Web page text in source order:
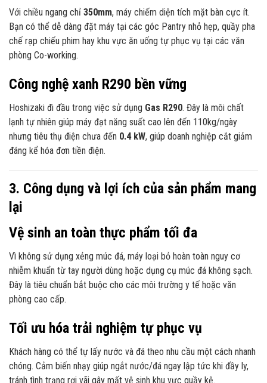
Với chiều ngang chỉ 350mm, máy chiếm diện tích mặt bàn cực ít.
Bạn có thể dễ dàng đặt máy tại các góc Pantry nhỏ hẹp, quầy pha
chế rạp chiếu phim hay khu vực ăn uống tự phục vụ tại các văn
phòng Co-working.
Công nghệ xanh R290 bền vững
Hoshizaki đi đầu trong việc sử dụng Gas R290. Đây là môi chất
lạnh tự nhiên giúp máy đạt năng suất cao lên đến 110kg/ngày
nhưng tiêu thụ điện chưa đến 0.4 kW, giúp doanh nghiệp cắt giảm
đáng kể hóa đơn tiền điện.
3. Công dụng và lợi ích của sản phẩm mang
lại
Vệ sinh an toàn thực phẩm tối đa
Vì không sử dụng xẻng múc đá, máy loại bỏ hoàn toàn nguy cơ
nhiễm khuẩn từ tay người dùng hoặc dụng cụ múc đá không sạch.
Đây là tiêu chuẩn bắt buộc cho các môi trường y tế hoặc văn
phòng cao cấp.
Tối ưu hóa trải nghiệm tự phục vụ
Khách hàng có thể tự lấy nước và đá theo nhu cầu một cách nhanh
chóng. Cảm biến nhạy giúp ngắt nước/đá ngay lập tức khi đầy ly,
tránh tình trạng rơi vãi gây mất vệ sinh khu vực quầy kệ.